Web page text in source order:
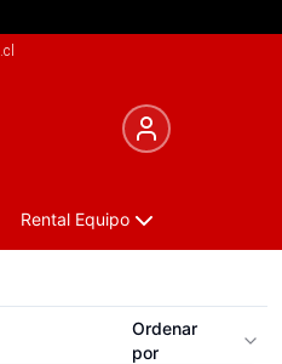
Rental Equipo
Ordenar
por